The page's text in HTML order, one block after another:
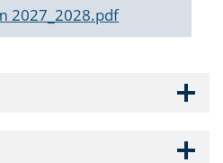
2027_2028.pdf